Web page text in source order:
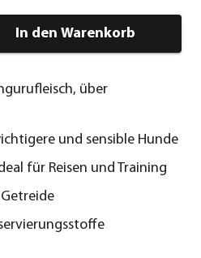
In den Warenkorb
über
und sensible Hunde
für Reisen und Training